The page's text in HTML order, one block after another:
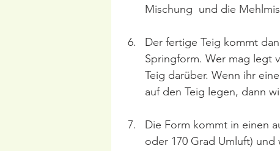
Mischung  und die
Der fertige Teig kommt
Springform. Wer mag legt
Teig darüber. Wenn ihr
auf den Teig legen, dann
Die Form kommt in einen
oder 170 Grad Umluft)